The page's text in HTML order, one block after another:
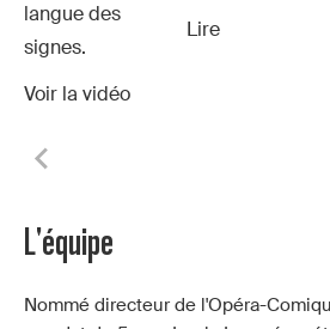
langue des
signes.
Voir la vidéo
Lire
L'équipe
Nommé directeur de l'Opéra-